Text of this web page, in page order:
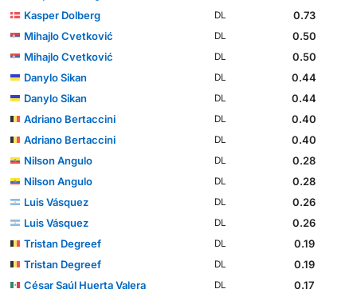
Kasper Dolberg
DL
0.73
Mihajlo Cvetković
DL
0.50
Mihajlo Cvetković
DL
0.50
Danylo Sikan
DL
0.44
Danylo Sikan
DL
0.44
Adriano Bertaccini
DL
0.40
Adriano Bertaccini
DL
0.40
Nilson Angulo
DL
0.28
Nilson Angulo
DL
0.28
Luis Vásquez
DL
0.26
Luis Vásquez
DL
0.26
Tristan Degreef
DL
0.19
Tristan Degreef
DL
0.19
César Saúl Huerta Valera
DL
0.17